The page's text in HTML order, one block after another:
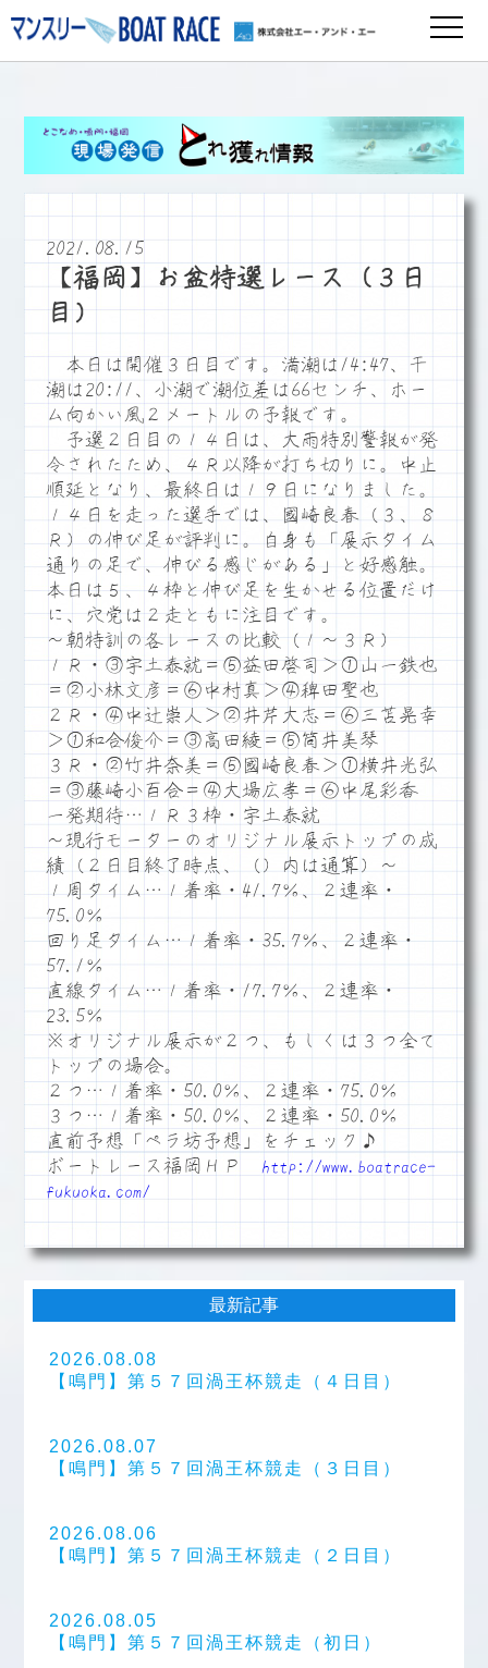
2021.08.15
【福岡】お盆特選レース（３日
目）
本日は開催３日目です。満潮は14:47、干
潮は20:11、小潮で潮位差は66センチ、ホー
ム向かい風２メートルの予報です。
予選２日目の１４日は、大雨特別警報が発
令されたため、４Ｒ以降が打ち切りに。中止
順延となり、最終日は１９日になりました。
１４日を走った選手では、國崎良春（３、８
Ｒ）の伸び足が評判に。自身も「展示タイム
通りの足で、伸びる感じがある」と好感触。
本日は５、４枠と伸び足を生かせる位置だけ
に、穴党は２走ともに注目です。
～朝特訓の各レースの比較（１～３Ｒ）
１Ｒ・③宇土泰就＝⑤益田啓司＞①山一鉄也
＝②小林文彦＝⑥中村真＞④稗田聖也
２Ｒ・④中辻崇人＞②井芹大志＝⑥三苫晃幸
＞①和合俊介＝③高田綾＝⑤筒井美琴
３Ｒ・②竹井奈美＝⑤國崎良春＞①横井光弘
＝③藤崎小百合＝④大場広孝＝⑥中尾彩香
一発期待…１Ｒ３枠・宇土泰就
～現行モーターのオリジナル展示トップの成
績（２日目終了時点、（）内は通算）～
１周タイム…１着率・41.7％、２連率・
75.0％
回り足タイム…１着率・35.7％、２連率・
57.1％
直線タイム…１着率・17.7％、２連率・
23.5％
※オリジナル展示が２つ、もしくは３つ全て
トップの場合。
２つ…１着率・50.0％、２連率・75.0％
３つ…１着率・50.0％、２連率・50.0％
直前予想「ペラ坊予想」をチェック♪
ボートレース福岡ＨＰ http://www.boatrace-
fukuoka.com/
最新記事
2026.08.08
【鳴門】第５７回渦王杯競走（４日目）
2026.08.07
【鳴門】第５７回渦王杯競走（３日目）
2026.08.06
【鳴門】第５７回渦王杯競走（２日目）
2026.08.05
【鳴門】第５７回渦王杯競走（初日）